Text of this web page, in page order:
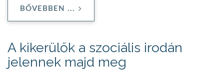
BŐVEBBEN ...
A kikerülők a szociális irodán
jelennek majd meg